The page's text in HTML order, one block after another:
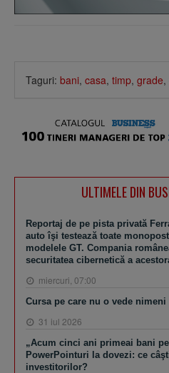
Taguri: bani, casa, timp, grade,
ULTIMELE DIN
Reportaj de pe pista privată
auto îşi testează toate
modelele GT. Compania
securitatea cibernetică a
miercuri, 07:00
Cursa pe care nu o vede nimeni
31 iul 2026
„Acum cinci ani primeai bani
PowerPointuri la dovezi: ce
investitorilor?